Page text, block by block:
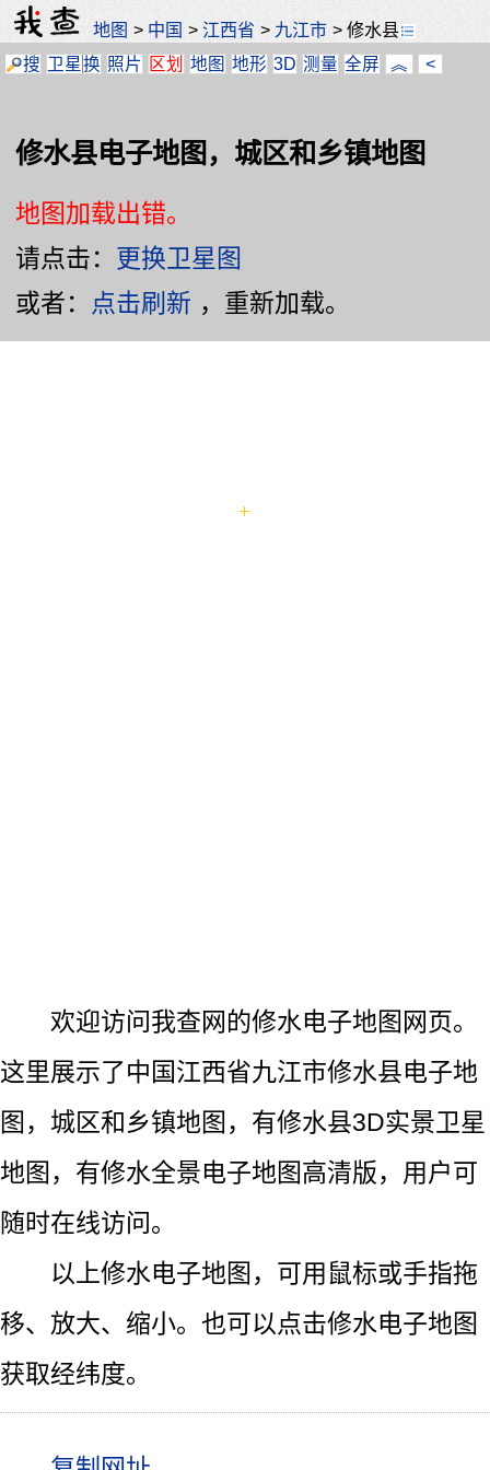
地图 > 中国 > 江西省 > 九江市 >修水县
搜 卫星换 照片 区划 地图 地形 3D 测量 全屏 ︽ <
修水县电子地图，城区和乡镇地图
地图加载出错。
请点击： 更换卫星图
或者： 点击刷新 ，重新加载。
欢迎访问我查网的修水电子地图网页。
这里展示了中国江西省九江市修水县电子地
图，城区和乡镇地图，有修水县3D实景卫星
地图，有修水全景电子地图高清版，用户可
随时在线访问。
以上修水电子地图，可用鼠标或手指拖
移、放大、缩小。也可以点击修水电子地图
获取经纬度。